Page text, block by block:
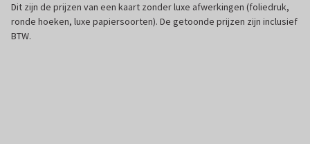
Dit zijn de prijzen van een kaart zonder luxe afwerkingen (foliedruk,
ronde hoeken, luxe papiersoorten). De getoonde prijzen zijn inclusief
BTW.